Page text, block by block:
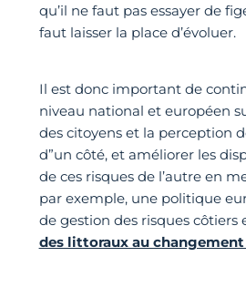
qu’il ne faut pas essayer de
faut laisser la place d’évoluer.
Il est donc important de
niveau national et européen
des citoyens et la perception
d”un côté, et améliorer les
de ces risques de l’autre en
par exemple, une politique
de gestion des risques côtiers
des littoraux au